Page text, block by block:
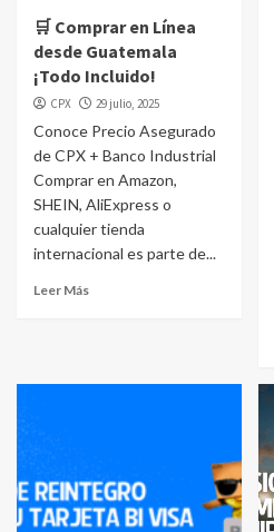
🛒 Comprar en Línea
desde Guatemala
¡Todo Incluido!
CPX 29 julio, 2025
Conoce Precio Asegurado
de CPX + Banco Industrial
Comprar en Amazon,
SHEIN, AliExpress o
cualquier tienda
internacional es parte de...
Leer Más